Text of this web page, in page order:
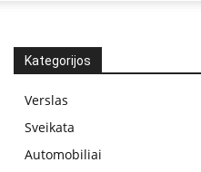
Kategorijos
Verslas
Sveikata
Automobiliai